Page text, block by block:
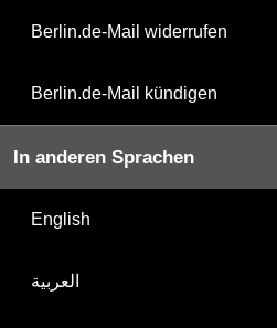
Berlin.de-Mail widerrufen
Berlin.de-Mail kündigen
In anderen Sprachen
English
العربية